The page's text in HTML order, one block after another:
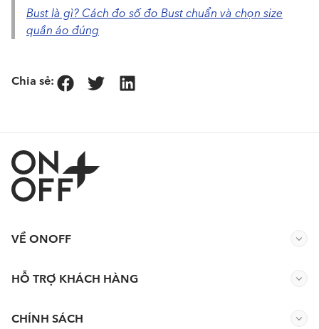
Bust là gì? Cách đo số đo Bust chuẩn và chọn size
quần áo đúng
Chia sẻ:
HỖ TRỢ KHÁCH HÀNG
CHÍNH SÁCH
VỀ ONOFF